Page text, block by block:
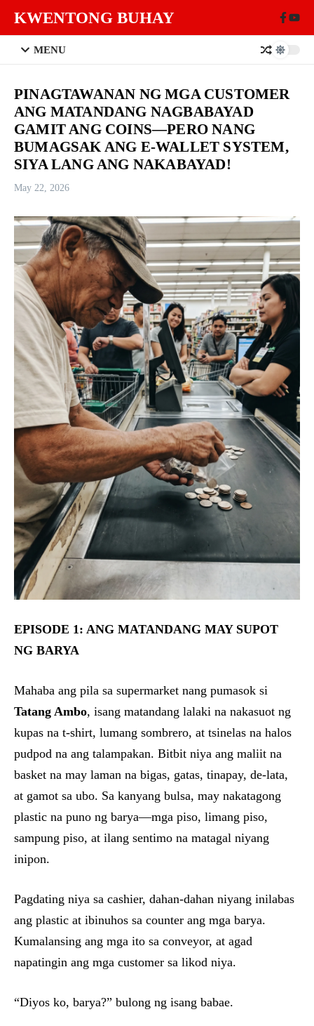
KWENTONG BUHAY
MENU
PINAGTAWANAN NG MGA CUSTOMER
ANG MATANDANG NAGBABAYAD
GAMIT ANG COINS—PERO NANG
BUMAGSAK ANG E-WALLET SYSTEM,
SIYA LANG ANG NAKABAYAD!
May 22, 2026
EPISODE 1: ANG MATANDANG MAY SUPOT
NG BARYA
Mahaba ang pila sa supermarket nang pumasok si
Tatang Ambo, isang matandang lalaki na nakasuot ng
kupas na t-shirt, lumang sombrero, at tsinelas na halos
pudpod na ang talampakan. Bitbit niya ang maliit na
basket na may laman na bigas, gatas, tinapay, de-lata,
at gamot sa ubo. Sa kanyang bulsa, may nakatagong
plastic na puno ng barya—mga piso, limang piso,
sampung piso, at ilang sentimo na matagal niyang
inipon.
Pagdating niya sa cashier, dahan-dahan niyang inilabas
ang plastic at ibinuhos sa counter ang mga barya.
Kumalansing ang mga ito sa conveyor, at agad
napatingin ang mga customer sa likod niya.
“Diyos ko, barya?” bulong ng isang babae.